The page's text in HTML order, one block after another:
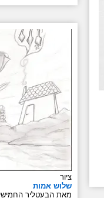
ציור
שלוש אמות
מאת הבעטליר החמישי